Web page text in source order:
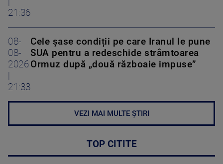
21:36
08-
08-
2026
21:33
Cele șase condiții pe care Iranul le pune
SUA pentru a redeschide strâmtoarea
Ormuz după „două războaie impuse”
VEZI MAI MULTE ȘTIRI
TOP CITITE